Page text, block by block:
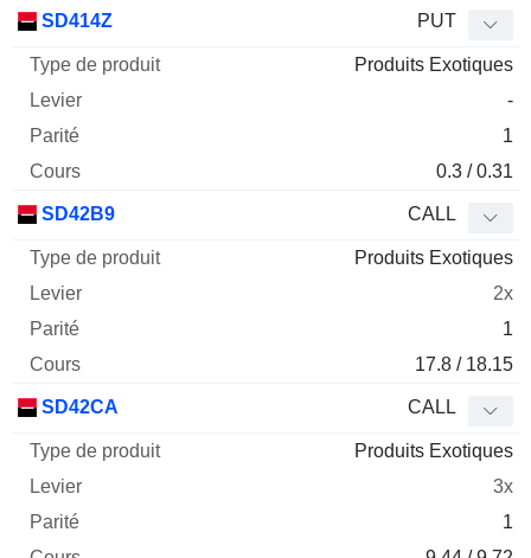
SD414Z PUT
Produits Exotiques
-
1
0.3 / 0.31
SD42B9 CALL
Produits Exotiques
2x
1
17.8 / 18.15
SD42CA CALL
Produits Exotiques
3x
1